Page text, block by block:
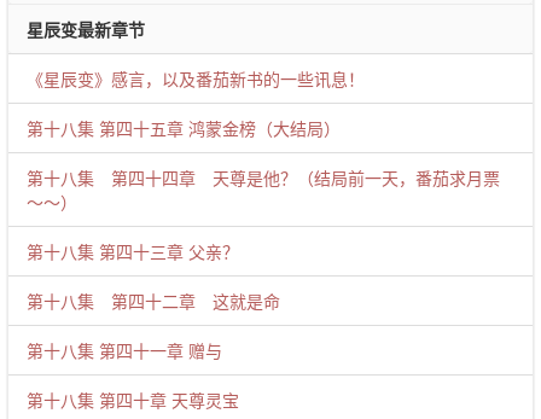
星辰变最新章节
《星辰变》感言，以及番茄新书的一些讯息！
第十八集 第四十五章 鸿蒙金榜（大结局）
第十八集 第四十四章 天尊是他？（结局前一天，番茄求月票
～～）
第十八集 第四十三章 父亲？
第十八集 第四十二章 这就是命
第十八集 第四十一章 赠与
第十八集 第四十章 天尊灵宝